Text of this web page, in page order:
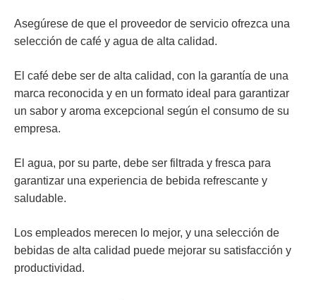
Asegúrese de que el proveedor de servicio ofrezca una
selección de café y agua de alta calidad.
El café debe ser de alta calidad, con la garantía de una
marca reconocida y en un formato ideal para garantizar
un sabor y aroma excepcional según el consumo de su
empresa.
El agua, por su parte, debe ser filtrada y fresca para
garantizar una experiencia de bebida refrescante y
saludable.
Los empleados merecen lo mejor, y una selección de
bebidas de alta calidad puede mejorar su satisfacción y
productividad.